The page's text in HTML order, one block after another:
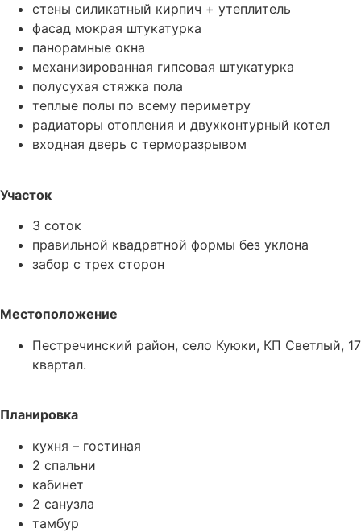
стены силикатный кирпич + утеплитель
фасад мокрая штукатурка
панорамные окна
механизированная гипсовая штукатурка
полусухая стяжка пола
теплые полы по всему периметру
радиаторы отопления и двухконтурный котел
входная дверь с терморазрывом
Участок
3 соток
правильной квадратной формы без уклона
забор с трех сторон
Местоположение
Пестречинский район, село Куюки, КП Светлый, 17
квартал.
Планировка
кухня – гостиная
2 спальни
кабинет
2 санузла
тамбур